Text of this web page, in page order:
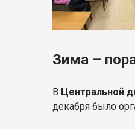
Зима –
В Центральной
декабря было